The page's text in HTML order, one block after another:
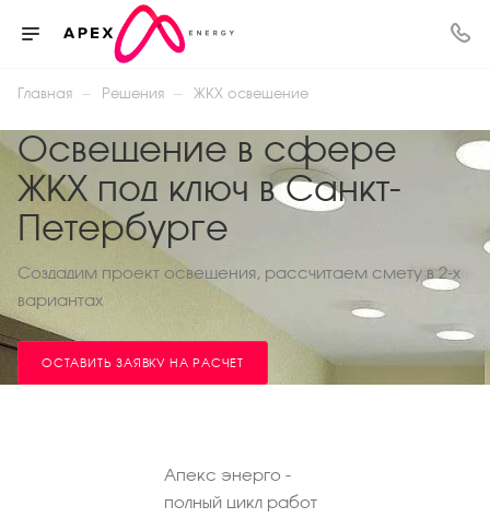
Главная — Решения — ЖКХ освещение
Освещение в сфере
ЖКХ под ключ в Санкт-
Петербурге
Создадим проект освещения, рассчитаем смету в 2-х
вариантах
ОСТАВИТЬ ЗАЯВКУ НА РАСЧЕТ
Апекс энерго -
полный цикл работ